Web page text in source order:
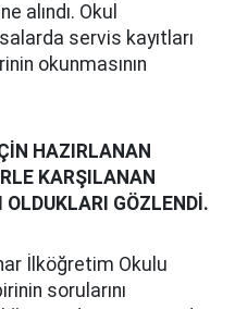
alındı. Okul
servis kayıtları
okunmasının
HAZIRLANAN
KARŞILANAN
OLDUKLARI GÖZLENDİ.
İlköğretim Okulu
sorularını